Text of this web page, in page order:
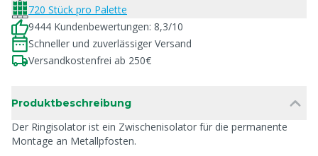
720 Stück pro Palette
9444 Kundenbewertungen: 8,3/10
Schneller und zuverlässiger Versand
Versandkostenfrei ab 250€
Produktbeschreibung
Der Ringisolator ist ein Zwischenisolator für die permanente
Montage an Metallpfosten.